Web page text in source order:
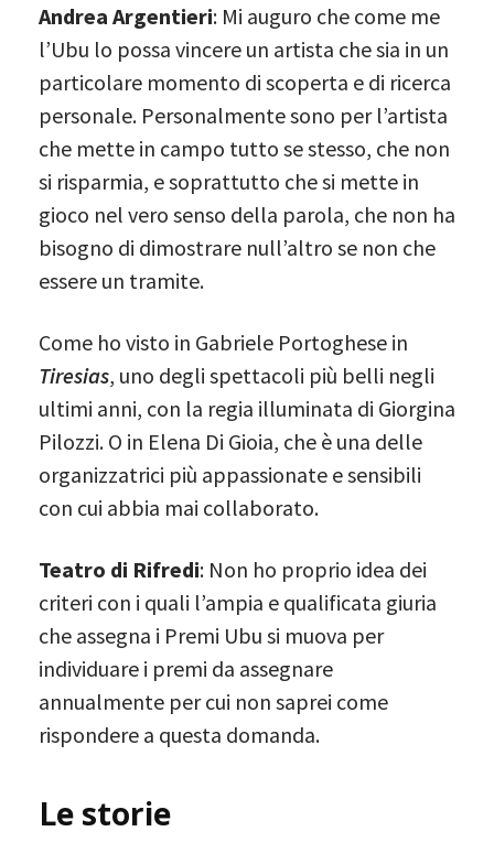
Andrea Argentieri: Mi auguro che come me
l’Ubu lo possa vincere un artista che sia in un
particolare momento di scoperta e di ricerca
personale. Personalmente sono per l’artista
che mette in campo tutto se stesso, che non
si risparmia, e soprattutto che si mette in
gioco nel vero senso della parola, che non ha
bisogno di dimostrare null’altro se non che
essere un tramite.
Come ho visto in Gabriele Portoghese in
Tiresias, uno degli spettacoli più belli negli
ultimi anni, con la regia illuminata di Giorgina
Pilozzi. O in Elena Di Gioia, che è una delle
organizzatrici più appassionate e sensibili
con cui abbia mai collaborato.
Teatro di Rifredi: Non ho proprio idea dei
criteri con i quali l’ampia e qualificata giuria
che assegna i Premi Ubu si muova per
individuare i premi da assegnare
annualmente per cui non saprei come
rispondere a questa domanda.
Le storie